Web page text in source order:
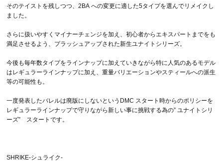
そのテイストを残しつつ、2BA への変更に適した5タイプを選んでリメイクし
ました。
さらに扱いやすくマイナーチェンジを加え、初心者からエキスパートまでをも
満足させるよう、プラッシュアップされた新生ユナイトシリーズ。
今後も毎年数タイプをラインナップに加えていきながら特に人気のあるモデル
はレギュラーラインナップに加え、重量バリエーションやスティールへの派生
等の可能性も。
一度発表したバレルは廃版にしないというDMC スタート時からのポリシーを
レギュラーラインナップで守りながら新しい事に挑戦する為の” ユナイトシリ
ーズ” スタートです。
SHRIKE-シュライク-